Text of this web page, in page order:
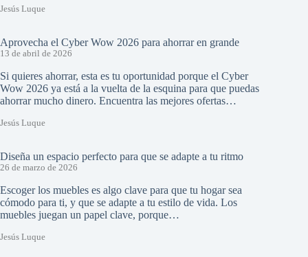
Jesús Luque
Aprovecha el Cyber Wow 2026 para ahorrar en grande
13 de abril de 2026
Si quieres ahorrar, esta es tu oportunidad porque el Cyber
Wow 2026 ya está a la vuelta de la esquina para que puedas
ahorrar mucho dinero. Encuentra las mejores ofertas…
Jesús Luque
Diseña un espacio perfecto para que se adapte a tu ritmo
26 de marzo de 2026
Escoger los muebles es algo clave para que tu hogar sea
cómodo para ti, y que se adapte a tu estilo de vida. Los
muebles juegan un papel clave, porque…
Jesús Luque